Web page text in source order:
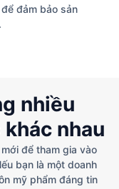
đảm bảo sản
nhiều
nhau
để tham gia vào
bạn là một doanh
mỹ phẩm đáng tin